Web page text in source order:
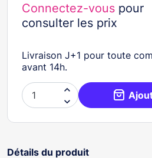
Connectez-vous pour
consulter les prix
Livraison J+1 pour toute
avant 14h.


Détails du produit